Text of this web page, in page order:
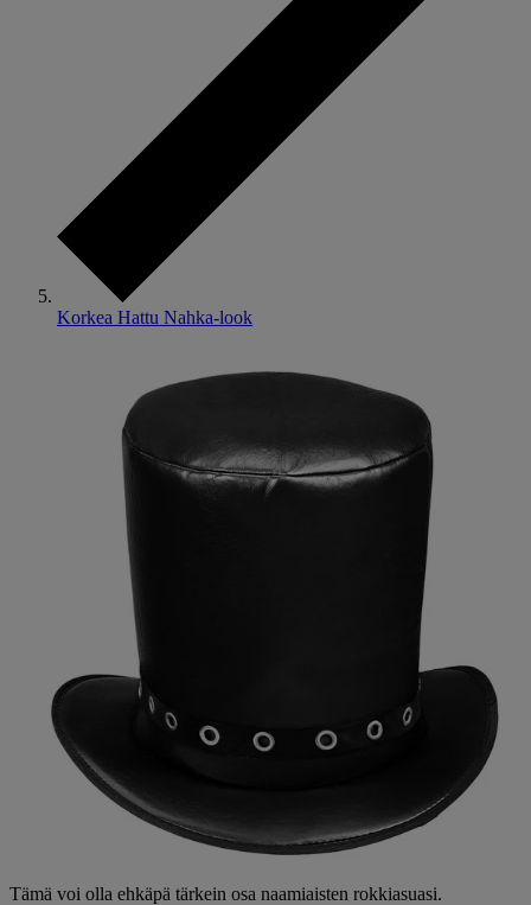
Korkea Hattu Nahka-look
Tämä voi olla ehkäpä tärkein osa naamiaisten rokkiasuasi.